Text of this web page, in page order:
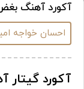
آکورد آهنگ
احسان خواجه
آکورد